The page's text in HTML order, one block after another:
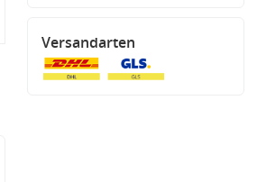
Versandarten